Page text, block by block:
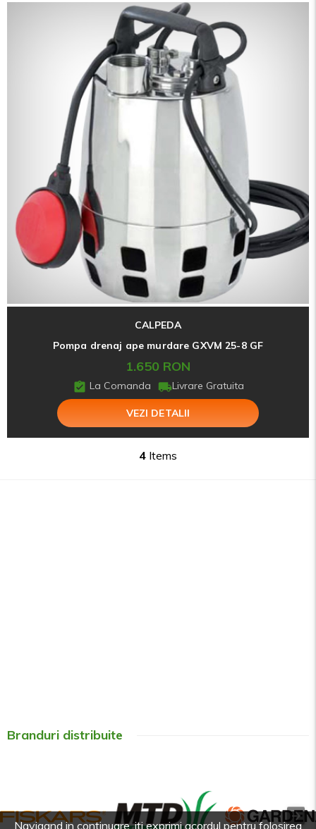
CALPEDA
Pompa drenaj ape murdare GXVM 25-8 GF
1.650 RON
La Comanda Livrare Gratuita
VEZI DETALII
4 Items
Branduri distribuite
Navigand in continuare, iti exprimi acordul pentru folosirea